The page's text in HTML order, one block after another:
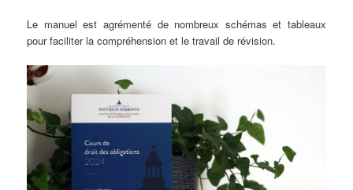
Le manuel est agrémenté de nombreux schémas et tableaux
pour faciliter la compréhension et le travail de révision.